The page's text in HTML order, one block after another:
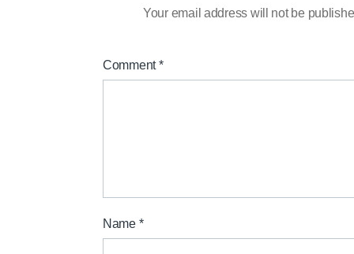
Your email address will not be
Comment*
Name *